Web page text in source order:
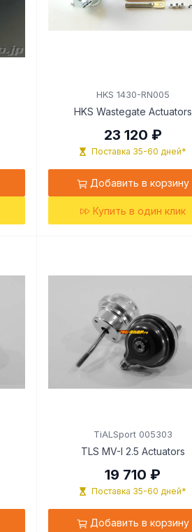
HKS 1430-RN005
HKS Wastegate Actuators
23 120 ₽
Поставка 35-60 дней*
Добавить в корзину
Купить в один клик
TiALSport 005303
TLS MV-I 2.5 Actuators
19 710 ₽
Поставка 35-60 дней*
Добавить в корзину